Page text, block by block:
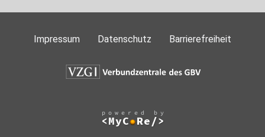
Impressum Datenschutz Barrierefreiheit